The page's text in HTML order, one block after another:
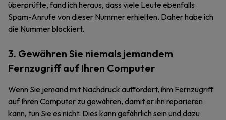
überprüfte, fand ich heraus, dass viele Leute ebenfalls
Spam-Anrufe von dieser Nummer erhielten. Daher habe ich
die Nummer blockiert.
3. Gewähren Sie niemals jemandem
Fernzugriff auf Ihren Computer
Wenn Sie jemand mit Nachdruck auffordert, ihm Fernzugriff
auf Ihren Computer zu gewähren, damit er ihn reparieren
kann, tun Sie es nicht. Dies kann gefährlich sein und dazu